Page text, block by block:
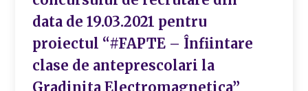
data de 19.03.2021 pentru
proiectul “#FAPTE – Înfiintare
clase de anteprescolari la
Gradinita Electromagnetica”